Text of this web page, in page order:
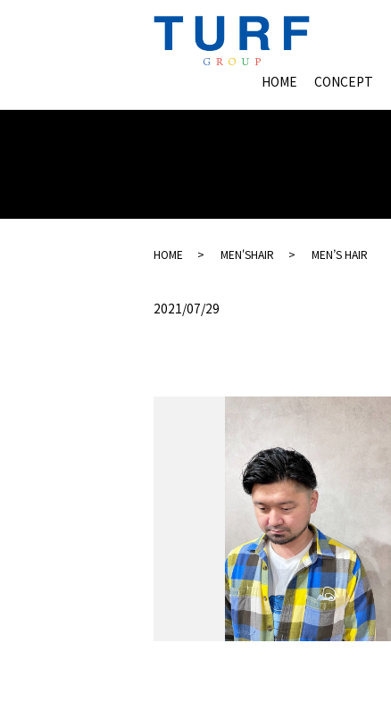
HOME CONCEPT
HOME MEN'SHAIR MEN’S HAIR
2021/07/29